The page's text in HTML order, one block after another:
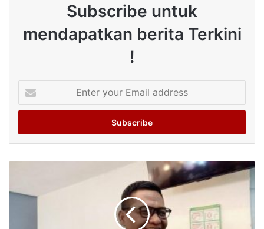
Subscribe untuk
mendapatkan berita Terkini
!
your
Email